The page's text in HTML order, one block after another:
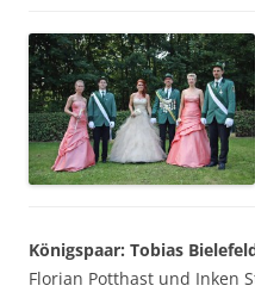
Königspaar: Tobias
Florian Potthast und Inken